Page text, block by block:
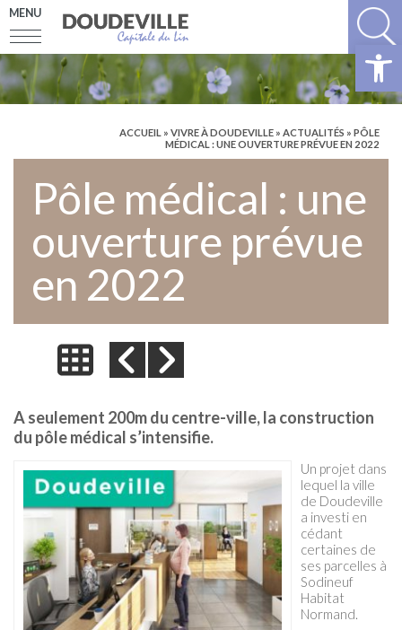
MENU
ACCUEIL » VIVRE À DOUDEVILLE » ACTUALITÉS » PÔLE
MÉDICAL : UNE OUVERTURE PRÉVUE EN 2022
Pôle médical : une
ouverture prévue
en 2022
A seulement 200m du centre-ville, la construction
du pôle médical s’intensifie.
Un projet dans
lequel la ville
de Doudeville
a investi en
cédant
certaines de
ses parcelles à
Sodineuf
Habitat
Normand.